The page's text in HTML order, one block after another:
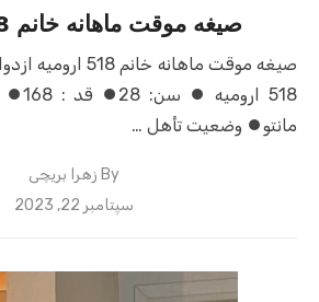
صیغه موقت ماهانه خانم 518 ارومیه
صیغه موقت ماهانه
مانتو⏺ وضعیت تأهل …
By زهرا بریچی
Posted
سپتامبر 22, 2023